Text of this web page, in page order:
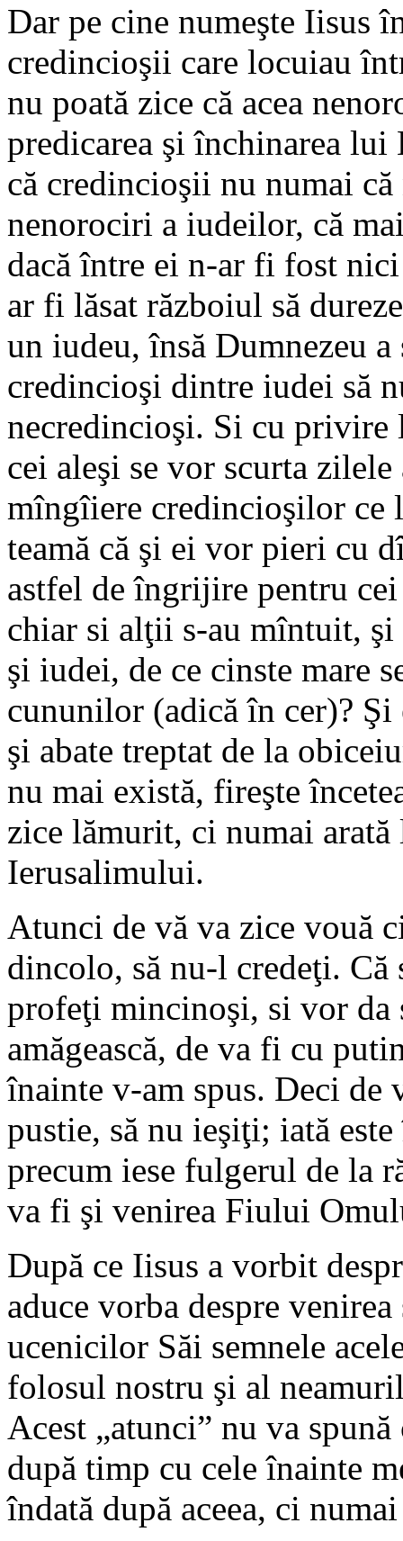
Dar pe cine numeşte Iisus
credincioşii care locuiau
nu poată zice că acea
predicarea şi închinarea lui
că credincioşii nu numai
nenorociri a iudeilor, că
dacă între ei n-ar fi fost
ar fi lăsat războiul să
un iudeu, însă Dumnezeu
credincioşi dintre iudei să
necredincioşi. Si cu privire
cei aleşi se vor scurta zilele
mîngîiere credincioşilor ce
teamă că şi ei vor pieri cu
astfel de îngrijire pentru
chiar si alţii s-au mîntuit, şi
şi iudei, de ce cinste mare
cununilor (adică în cer)?
şi abate treptat de la
nu mai există, fireşte
zice lămurit, ci numai
Ierusalimului.
Atunci de vă va zice vouă
dincolo, să nu-l credeţi.
profeţi mincinoşi, si vor da
amăgească, de va fi cu
înainte v-am spus. Deci de
pustie, să nu ieşiţi; iată
precum iese fulgerul de la
va fi şi venirea Fiului
După ce Iisus a vorbit
aduce vorba despre
ucenicilor Săi semnele
folosul nostru şi al
Acest „atunci” nu va
după timp cu cele înainte
îndată după aceea, ci